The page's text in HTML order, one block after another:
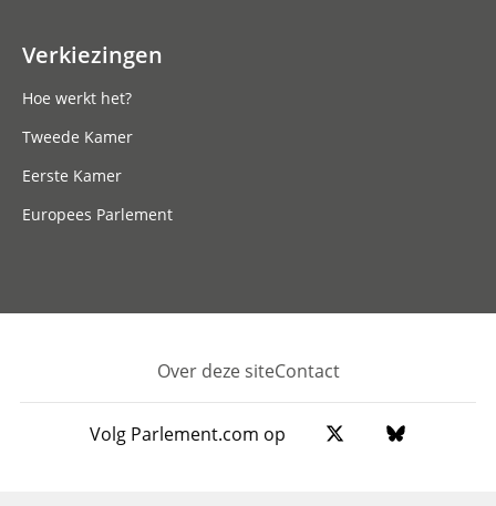
Verkiezingen
Hoe werkt het?
Tweede Kamer
Eerste Kamer
Europees Parlement
Footer
Over deze siteContact
Volg Parlement.com op